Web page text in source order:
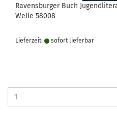
Ravensburger Buch
Welle 58008
Lieferzeit: sofort lie­fer­bar